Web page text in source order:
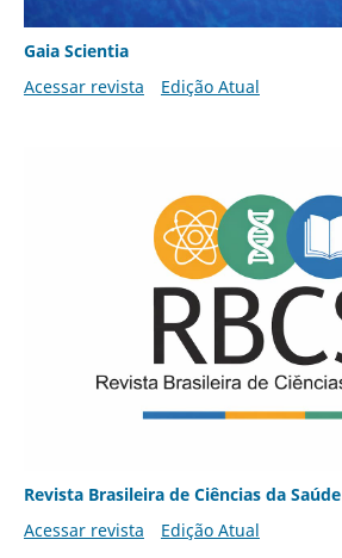
Gaia Scientia
Acessar revista
Edição Atual
Revista Brasileira de Ciências da Saúde
Acessar revista
Edição Atual